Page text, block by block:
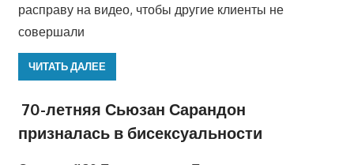
расправу на видео, чтобы другие клиенты не
совершали
ЧИТАТЬ ДАЛЕЕ
70-летняя Сьюзан Сарандон
призналась в бисексуальности